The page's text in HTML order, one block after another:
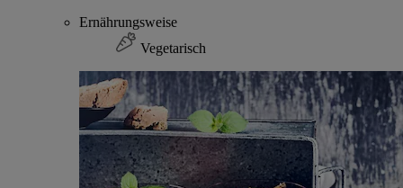
Ernährungsweise
Vegetarisch